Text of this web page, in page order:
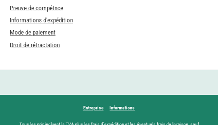
Preuve de compétnce
Informations d'expédition
Mode de paiement
Droit de rétractation
Entreprise Informations